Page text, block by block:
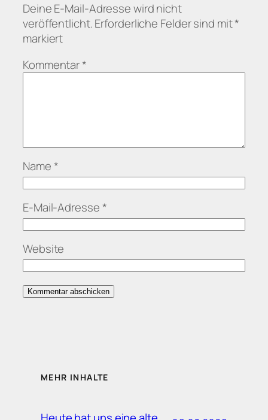
Deine E-Mail-Adresse wird nicht
veröffentlicht.Erforderliche Felder sind mit*
markiert
Kommentar*
Name *
E-Mail-Adresse *
Website
MEHR INHALTE